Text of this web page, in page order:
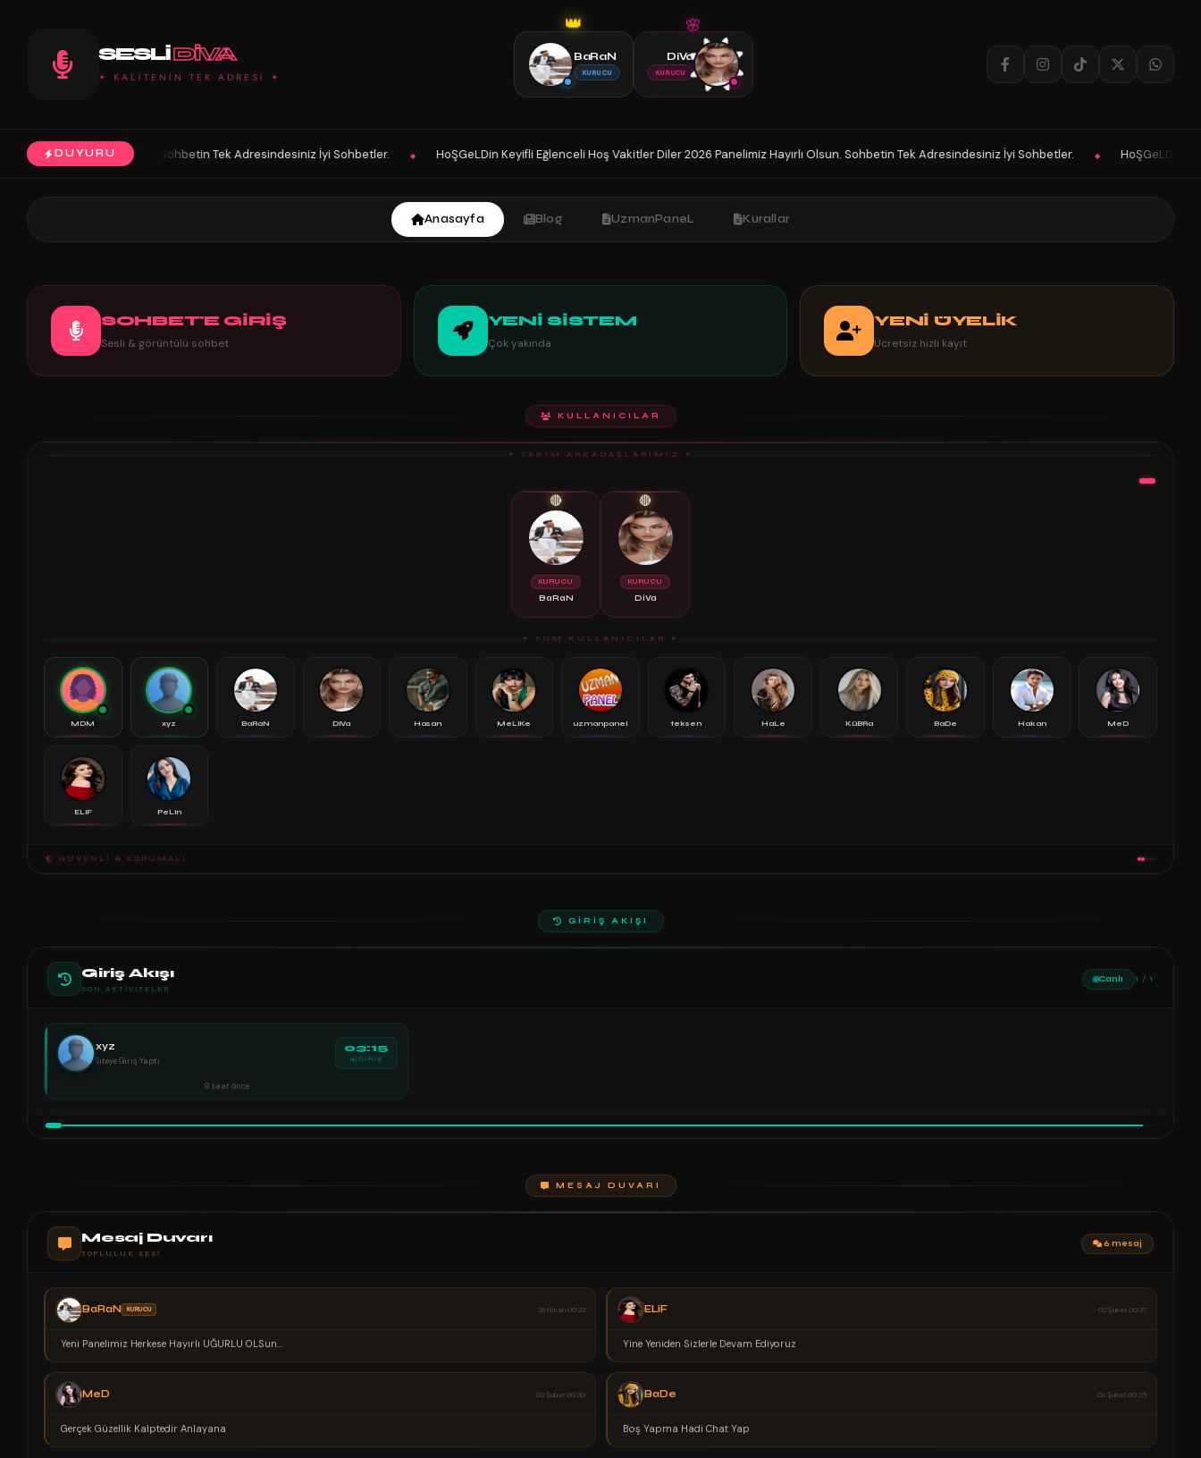
SESLIDIVA
✦ KALİTENİN TEK ADRESİ ✦
👑
BaRaN
KURUCU
🌸
DiVa
KURUCU
DUYURU
Sohbetin Tek Adresindesiniz İyi Sohbetler. ◆ HoŞGeLDin Keyifli Eğlenceli Hoş Vakitler Diler 2026 Panelimiz Hayırlı Olsun. Sohbetin Tek Adresindesiniz İyi Sohbetler. ◆ HoŞGeLDin Keyifli Eğlenceli Hoş
Anasayfa Blog UzmanPaneL Kurallar
SOHBET'E GİRİŞ
Sesli & görüntülü sohbet
YENİ SİSTEM
Çok yakında
YENİ ÜYELİK
Ücretsiz hızlı kayıt
KULLANICILAR
✦ TAKIM ARKADAŞLARIMIZ ✦
🔴
KURUCU
BaRaN
🔴
KURUCU
DiVa
✦ TÜM KULLANICILAR ✦
MDM xyz BaRaN DiVa Hasan MeLiKe uzmanpanel teksen HaLe KüBRa BaDe Hakan MeD
ELiF PeLin
GÜVENLI & KORUMALI
GİRİŞ AKIŞI
Giriş Akışı
SON AKTIVITELER
Canlı 1 / 1
xyz
Siteye Giriş Yaptı
03:15
GİRİŞ
9 saat önce
MESAJ DUVARI
Mesaj Duvarı
TOPLULUK SESI
6 mesaj
BaRaN KURUCU 28 Nisan 00:23
Yeni Panelimiz Herkese Hayırlı UĞURLU OLSun...
ELiF 02 Şubat 00:37
Yine Yeniden Sizlerle Devam Ediyoruz
MeD 02 Şubat 00:30
Gerçek Güzellik Kalptedir Anlayana
BaDe 02 Şubat 00:25
Boş Yapma Hadi Chat Yap